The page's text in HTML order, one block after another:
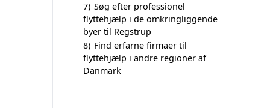
7) Søg efter professionel
flyttehjælp i de omkringliggende
byer til Regstrup
8) Find erfarne firmaer til
flyttehjælp i andre regioner af
Danmark